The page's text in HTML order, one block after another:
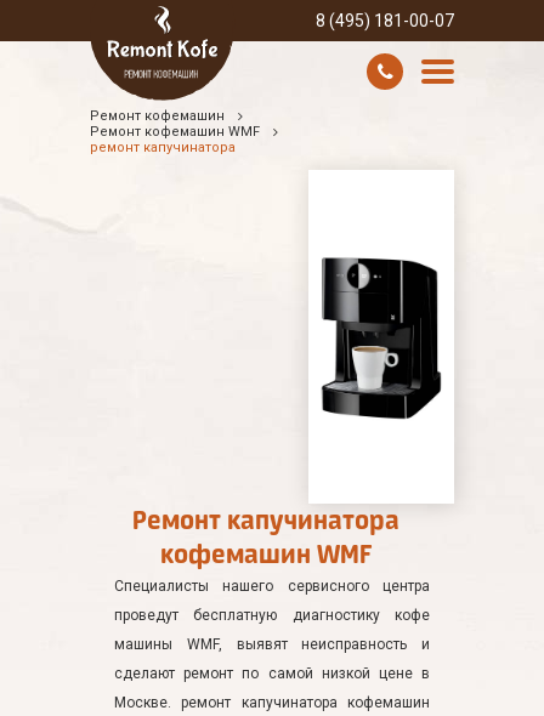
8 (495) 181-00-07
УСЛУГИ И ЦЕНЫ
Ремонт кофемашин
Ремонт кофемашин WMF
ремонт капучинатора
Ремонт капучинатора
кофемашин WMF
Специалисты нашего сервисного центра
проведут бесплатную диагностику кофе
машины WMF, выявят неисправность и
сделают ремонт по самой низкой цене в
Москве. ремонт капучинатора кофемашин